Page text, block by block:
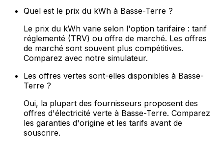
Quel est le prix du kWh à Basse-Terre ?
Le prix du kWh varie selon l'option tarifaire : tarif
réglementé (TRV) ou offre de marché. Les offres
de marché sont souvent plus compétitives.
Comparez avec notre simulateur.
Les offres vertes sont-elles disponibles à Basse-
Terre ?
Oui, la plupart des fournisseurs proposent des
offres d'électricité verte à Basse-Terre. Comparez
les garanties d'origine et les tarifs avant de
souscrire.